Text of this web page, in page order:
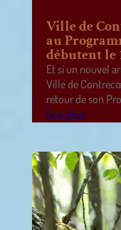
Ville de
au
débutent le
Et si un nouvel
Ville de
retour de son
lire plus